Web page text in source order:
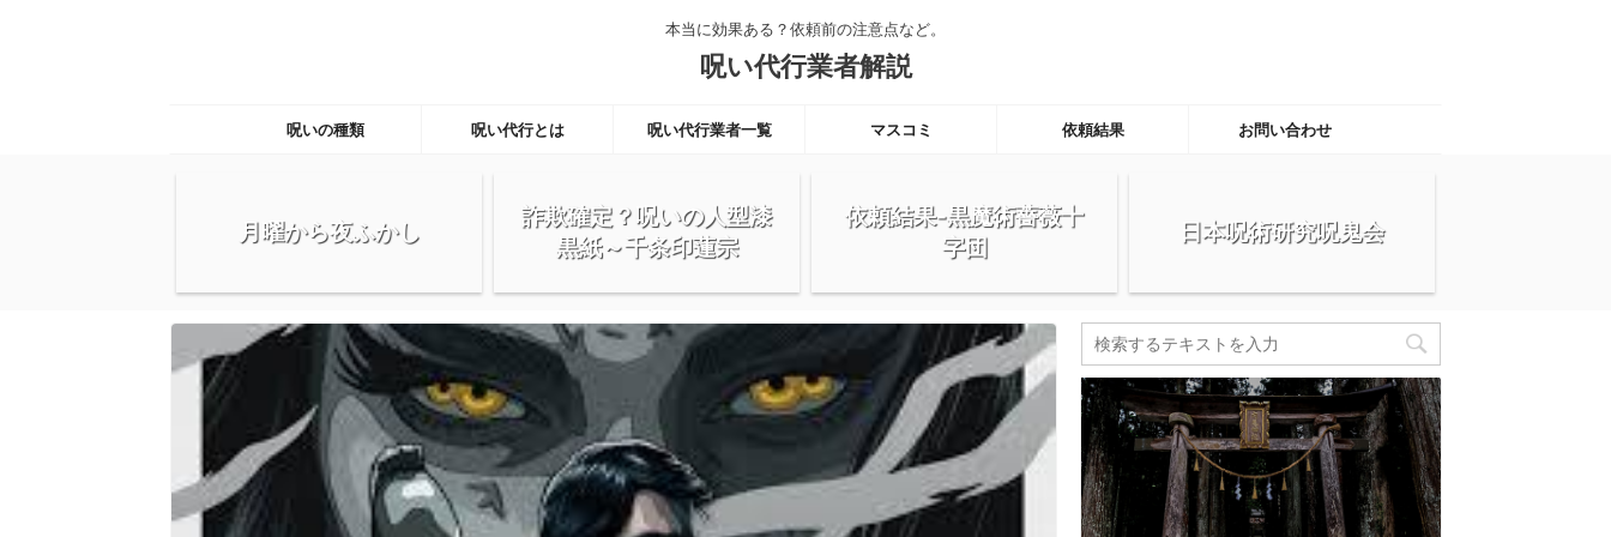
本当に効果ある？依頼前の注意点など。
呪い代行業者解説
呪いの種類 呪い代行とは 呪い代行業者一覧 マスコミ 依頼結果 お問い合わせ
月曜から夜ふかし
詐欺確定？呪いの人型漆
黒紙～千条印蓮宗
依頼結果-黒魔術薔薇十
字団
日本呪術研究呪鬼会